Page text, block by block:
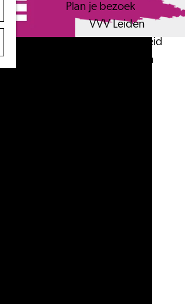
Plan je bezoek
VVV Leiden
Bereikbaarheid
Overnachten